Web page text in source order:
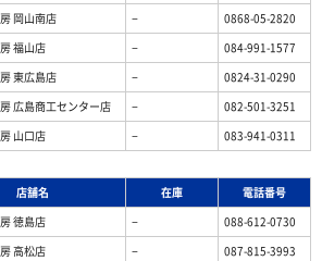
岡山南店 −
0868-05-2820
福山店 −
084-991-1577
東広島店 −
0824-31-0290
広島商工センター店 −
082-501-3251
山口店 − 083-941-0311
店舗名 在庫
電話番号
徳島店 −
088-612-0730
高松店 − 087-815-3993